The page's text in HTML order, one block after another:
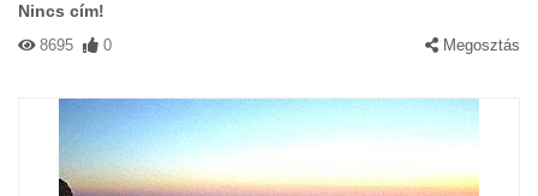
Nincs cím!
8695 0 Megosztás